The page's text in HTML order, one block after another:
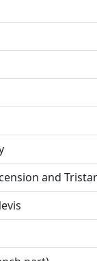
and